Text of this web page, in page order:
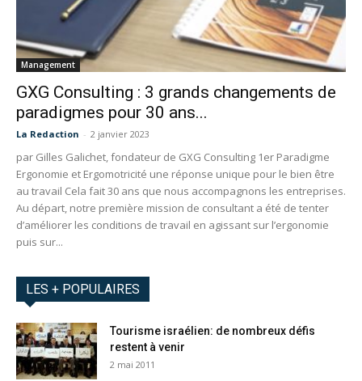
Management
GXG Consulting : 3 grands changements de
paradigmes pour 30 ans...
La Redaction - 2 janvier 2023
par Gilles Galichet, fondateur de GXG Consulting 1er Paradigme
Ergonomie et Ergomotricité une réponse unique pour le bien être
au travail Cela fait 30 ans que nous accompagnons les entreprises.
Au départ, notre première mission de consultant a été de tenter
d’améliorer les conditions de travail en agissant sur l’ergonomie
puis sur...
LES + POPULAIRES
Tourisme israélien: de nombreux défis
restent à venir
2 mai 2011